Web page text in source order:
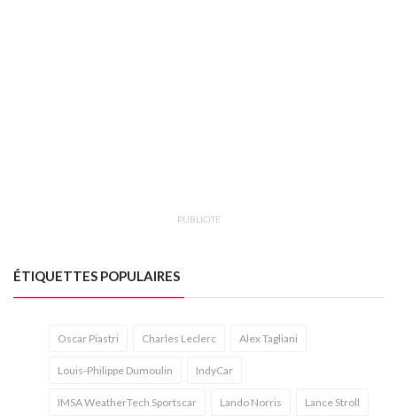
PUBLICITÉ
ÉTIQUETTES POPULAIRES
Oscar Piastri Charles Leclerc Alex Tagliani
Louis-Philippe Dumoulin IndyCar
IMSA WeatherTech Sportscar Lando Norris Lance Stroll